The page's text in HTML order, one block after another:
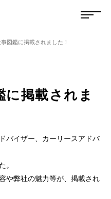
図鑑に掲載されました！
に掲載されま
バイザー、カーリースアドバ
。
や弊社の魅力等が、掲載され